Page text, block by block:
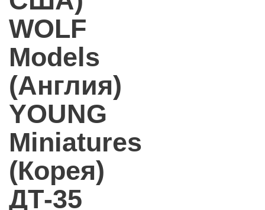
WOLF
Models
(Англия)
YOUNG
Miniatures
(Корея)
ДТ-35